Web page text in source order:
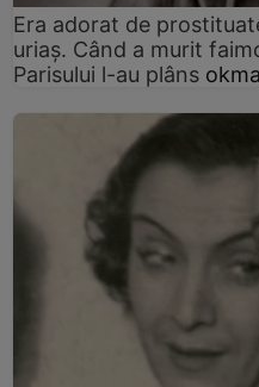
Era adorat de
uriaș. Când a murit
Parisului l-au plâns